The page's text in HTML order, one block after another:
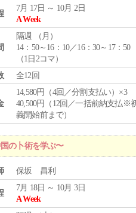
7月 17日 ～ 10月 2日
A Week
隔週 （ 月 ）
14：50～16：10／16：30～17：50
（1日2コマ）
全12回
14,580円（4回／分割支払い）×3
40,500円（12回／一括前納支払※
義開始前まで）
の卜術を学ぶ〜
保坂 昌利
7月 18日 ～ 10月 3日
A Week